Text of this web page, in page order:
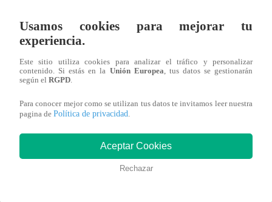
¿Por qué Nelly Rossinelli se volvió viral
Usamos cookies para mejorar tu
experiencia.
Este sitio utiliza cookies para analizar el tráfico y personalizar
contenido. Si estás en la Unión Europea, tus datos se gestionarán
según el RGPD.
Para conocer mejor como se utilizan tus datos te invitamos leer nuestra
pagina de Política de privacidad.
Aceptar Cookies
Rechazar